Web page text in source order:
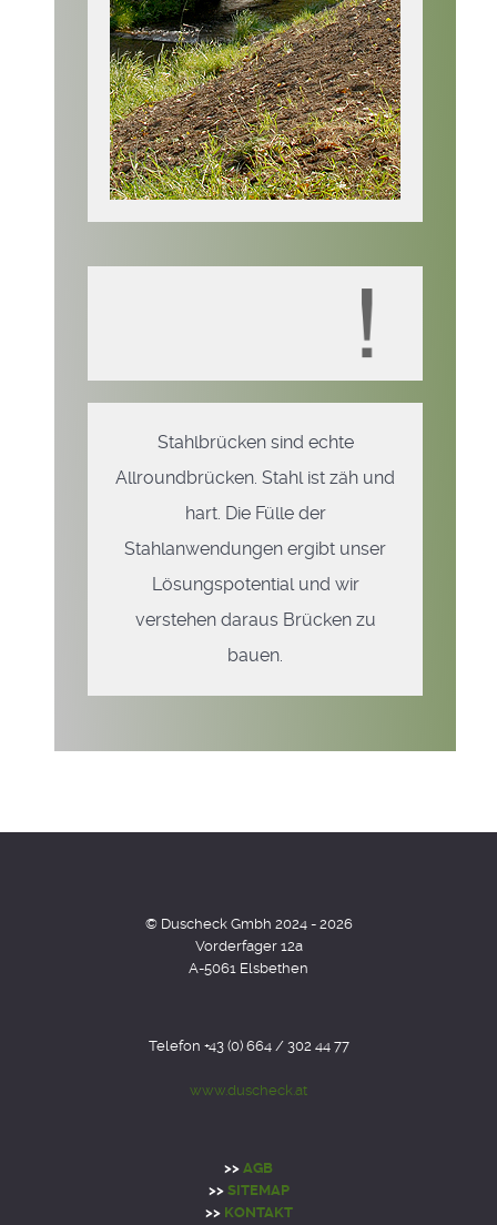
Stahlbrücken sind echte
Allroundbrücken. Stahl ist zäh und
hart. Die Fülle der
Stahlanwendungen ergibt unser
Lösungspotential und wir
verstehen daraus Brücken zu
bauen.
© Duscheck Gmbh 2024 - 2026
Vorderfager 12a
A-5061 Elsbethen
Telefon +43 (0) 664 / 302 44 77
www.duscheck.at
>> AGB
>> SITEMAP
>> KONTAKT